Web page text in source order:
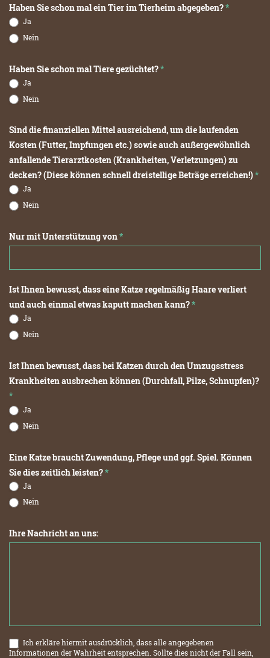
Haben Sie schon mal ein Tier im Tierheim abgegeben?*
Ja
Nein
Haben Sie schon mal Tiere gezüchtet?*
Ja
Nein
Sind die finanziellen Mittel ausreichend, um die laufenden
Kosten (Futter, Impfungen etc.) sowie auch außergewöhnlich
anfallende Tierarztkosten (Krankheiten, Verletzungen) zu
decken? (Diese können schnell dreistellige Beträge erreichen!)*
Ja
Nein
Nur mit Unterstützung von*
Ist Ihnen bewusst, dass eine Katze regelmäßig Haare verliert
und auch einmal etwas kaputt machen kann?*
Ja
Nein
Ist Ihnen bewusst, dass bei Katzen durch den Umzugsstress
Krankheiten ausbrechen können (Durchfall, Pilze, Schnupfen)?
*
Ja
Nein
Eine Katze braucht Zuwendung, Pflege und ggf. Spiel. Können
Sie dies zeitlich leisten?*
Ja
Nein
Ihre Nachricht an uns:
Ich erkläre hiermit ausdrücklich, dass alle angegebenen
Informationen der Wahrheit entsprechen. Sollte dies nicht der Fall sein,